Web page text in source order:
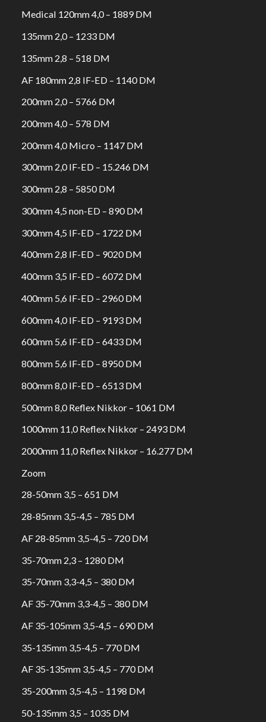
Medical 120mm 4,0 – 1889 DM
135mm 2,0 – 1233 DM
135mm 2,8 – 518 DM
AF 180mm 2,8 IF-ED – 1140 DM
200mm 2,0 – 5766 DM
200mm 4,0 – 578 DM
200mm 4,0 Micro – 1147 DM
300mm 2,0 IF-ED – 15.246 DM
300mm 2,8 – 5850 DM
300mm 4,5 non-ED – 890 DM
300mm 4,5 IF-ED – 1722 DM
400mm 2,8 IF-ED – 9020 DM
400mm 3,5 IF-ED – 6072 DM
400mm 5,6 IF-ED – 2960 DM
600mm 4,0 IF-ED – 9193 DM
600mm 5,6 IF-ED – 6433 DM
800mm 5,6 IF-ED – 8950 DM
800mm 8,0 IF-ED – 6513 DM
500mm 8,0 Reflex Nikkor – 1061 DM
1000mm 11,0 Reflex Nikkor – 2493 DM
2000mm 11,0 Reflex Nikkor – 16.277 DM
Zoom
28-50mm 3,5 – 651 DM
28-85mm 3,5-4,5 – 785 DM
AF 28-85mm 3,5-4,5 – 720 DM
35-70mm 2,3 – 1280 DM
35-70mm 3,3-4,5 – 380 DM
AF 35-70mm 3,3-4,5 – 380 DM
AF 35-105mm 3,5-4,5 – 690 DM
35-135mm 3,5-4,5 – 770 DM
AF 35-135mm 3,5-4,5 – 770 DM
35-200mm 3,5-4,5 – 1198 DM
50-135mm 3,5 – 1035 DM